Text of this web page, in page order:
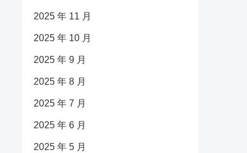
2025 年 11 月
2025 年 10 月
2025 年 9 月
2025 年 8 月
2025 年 7 月
2025 年 6 月
2025 年 5 月